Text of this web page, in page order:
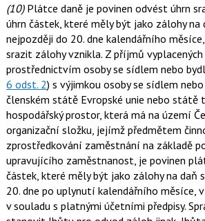
(10)Plátce daně je povinen odvést úhrn
úhrn částek, které měly být jako zálohy na
nejpozději do 20. dne kalendářního
srazit zálohy vznikla. Z příjmů
prostřednictvím osoby se sídlem nebo
6 odst. 2) s výjimkou osoby se sídlem
členském státě Evropské unie nebo státě
hospodářský prostor, která má na území
organizační složku, jejímž předmětem
zprostředkování zaměstnání na základě
upravujícího zaměstnanost, je povinen
částek, které měly být jako zálohy na daň
20. dne po uplynutí kalendářního měsíce,
v souladu s platnými účetními předpisy.